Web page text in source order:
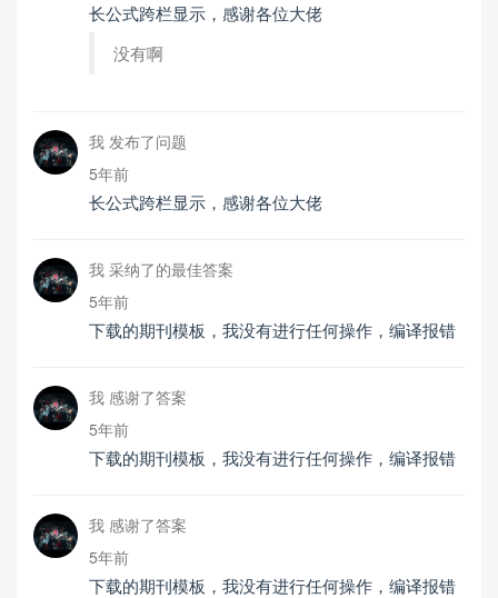
长公式跨栏显示，感谢各位大佬
没有啊
我 发布了问题
5年前
长公式跨栏显示，感谢各位大佬
我 采纳了的最佳答案
5年前
下载的期刊模板，我没有进行任何操作，编译报错
我 感谢了答案
5年前
下载的期刊模板，我没有进行任何操作，编译报错
我 感谢了答案
5年前
下载的期刊模板，我没有进行任何操作，编译报错